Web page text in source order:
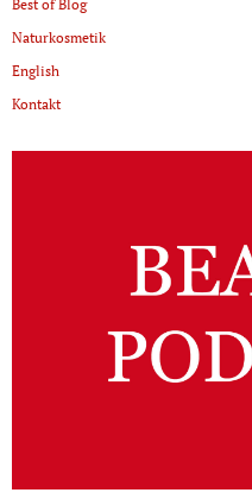
Best of Blog
Naturkosmetik
English
Kontakt